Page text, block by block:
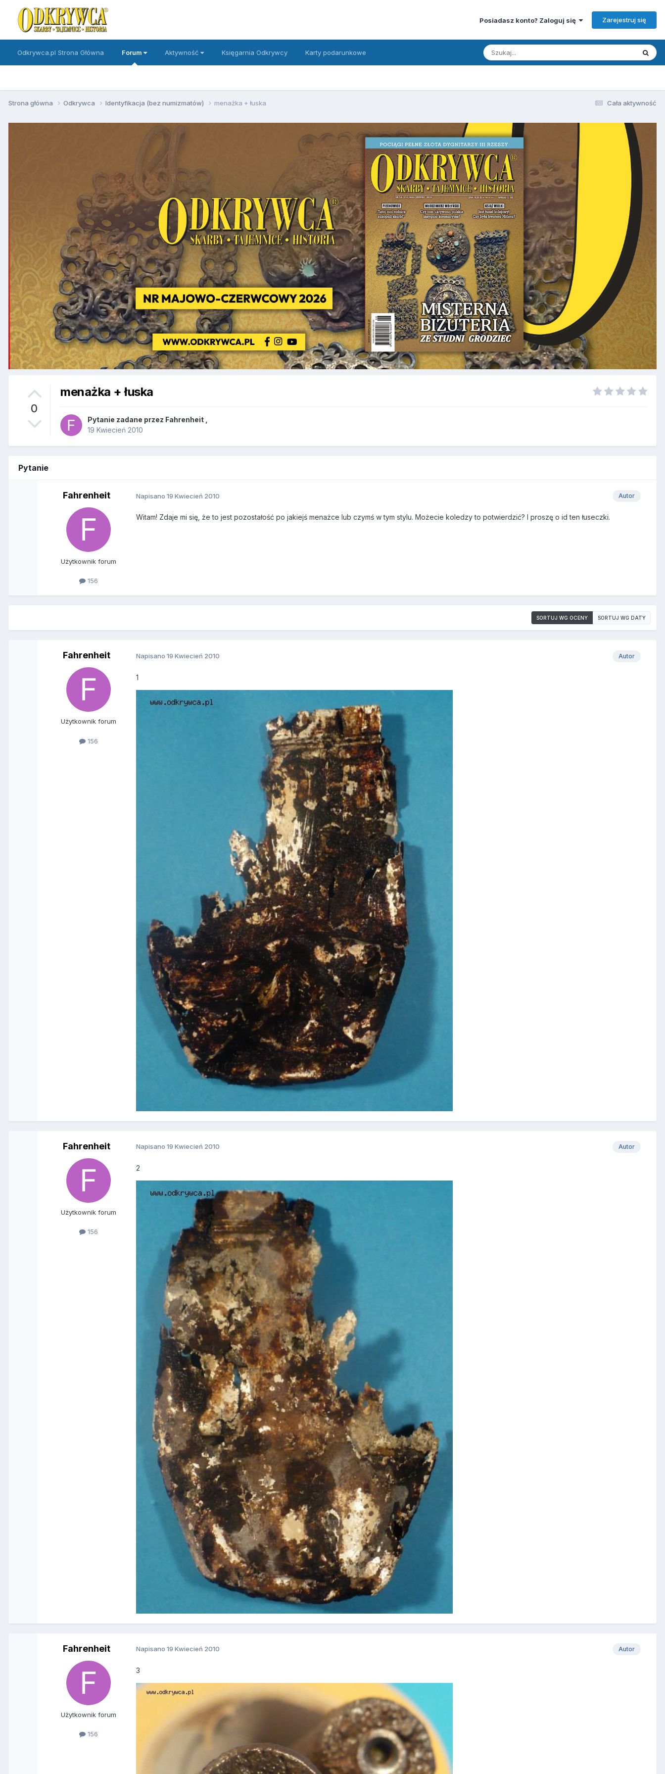
Posiadasz konto? Zaloguj się Zarejestruj się
Odkrywca.pl Strona Główna Forum Aktywność Księgarnia Odkrywcy Karty podarunkowe
Cała aktywność
Strona główna Odkrywca Identyfikacja (bez numizmatów) menażka + łuska
0
menażka + łuska
Pytanie zadane przez Fahrenheit
19 Kwiecień 2010
Pytanie
Fahrenheit
Użytkownik forum
156
Autor
Napisano19 Kwiecień 2010
Witam! Zdaje mi się, że to jest pozostałość po jakiejś menażce lub czymś w tym stylu. Możecie koledzy to potwierdzić? I proszę o id ten łuseczki.
SORTUJ WG OCENY SORTUJ WG DATY
Fahrenheit
Użytkownik forum
156
Autor
Napisano19 Kwiecień 2010
1
Fahrenheit
Użytkownik forum
156
Autor
Napisano19 Kwiecień 2010
2
Fahrenheit
Użytkownik forum
156
Autor
Napisano19 Kwiecień 2010
3